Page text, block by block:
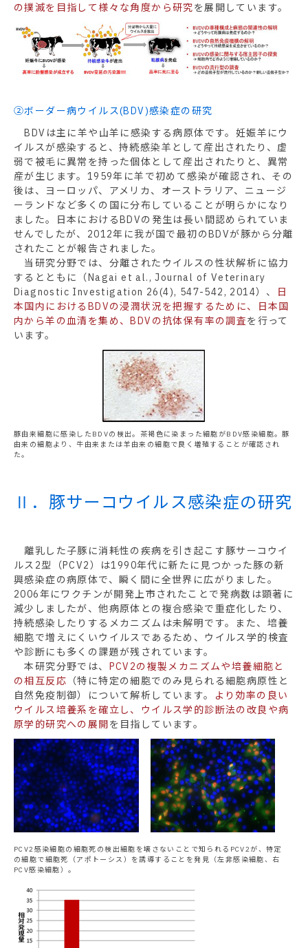
の撲滅を目指して様々な角度から研究を展開しています。
②ボーダー病ウイルス(BDV)感染症の研究
BDVは主に羊や山羊に感染する病原体です。妊娠羊にウ
イルスが感染すると、持続感染羊として産出されたり、虚
弱で被毛に異常を持った個体として産出されたりと、異常
産が生じます。1959年に羊で初めて感染が確認され、その
後は、ヨーロッパ、アメリカ、オーストラリア、ニュージ
ーランドなど多くの国に分布していることが明らかになり
ました。日本におけるBDVの発生は長い間認められていま
せんでしたが、2012年に我が国で最初のBDVが豚から分離
されたことが報告されました。
当研究分野では、分離されたウイルスの性状解析に協力
するとともに（Nagai et al., Journal of Veterinary
Diagnostic Investigation 26(4), 547-542, 2014）、
日
本国内におけるBDVの浸潤状況を把握するために、日本国
内から羊の血清を集め、BDVの抗体保有率の調査を行って
います。
豚由来細胞に感染したBDVの検出。茶褐色に染まった細胞がBDV感染細胞。豚
由来の細胞より、牛由来または羊由来の細胞で良く増殖することが確認され
た。
Ⅱ．豚サーコウイルス感染症の研究
離乳した子豚に消耗性の疾病を引き起こす豚サーコウイ
ルス2型（PCV2）は1990年代に新たに見つかった豚の新
興感染症の病原体で、瞬く間に全世界に広がりました。
2006年にワクチンが開発上市されたことで発病数は顕著に
減少しましたが、他病原体との複合感染で重症化したり、
持続感染したりするメカニズムは未解明です。また、培養
細胞で増えにくいウイルスであるため、ウイルス学的検査
や診断にも多くの課題が残されています。
本研究分野では、 PCV2の複製メカニズムや培養細胞と
の相互反応 （特に特定の細胞でのみ見られる細胞病原性と
自然免疫制御）について解析しています。
より効率の良い
ウイルス培養系を確立し、ウイルス学的診断法の改良や病
原学的研究への展開を目指しています。
PCV2感染細胞の細胞死の検出細胞を壊さないことで知られるPCV2が、特定
の細胞で細胞死（アポトーシス）を誘導することを発見（左非感染細胞、右
PCV感染細胞）。